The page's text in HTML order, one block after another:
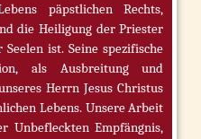
päpstlichen Rechts,
die Heiligung der Priester
ist. Seine spezifische
als Ausbreitung und
Herrn Jesus Christus
Lebens. Unsere Arbeit
Unbefleckten Empfängnis,